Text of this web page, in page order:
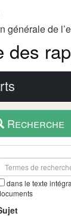
générale de
des
Recherche
dans le texte